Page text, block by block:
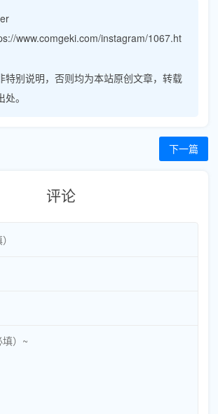
www.comgeki.com/instagram/1067.ht
特别说明，否则均为本站原创文章，转载
。
下一篇
评论